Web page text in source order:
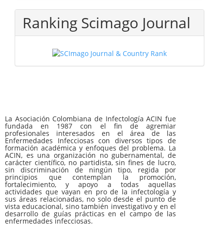
Ranking Scimago Journal
La Asociación Colombiana de Infectología ACIN fue
fundada en 1987 con el fin de agremiar
profesionales interesados en el área de las
Enfermedades Infecciosas con diversos tipos de
formación académica y enfoques del problema. La
ACIN, es una organización no gubernamental, de
carácter científico, no partidista, sin fines de lucro,
sin discriminación de ningún tipo, regida por
principios que contemplan la promoción,
fortalecimiento, y apoyo a todas aquellas
actividades que vayan en pro de la infectología y
sus áreas relacionadas, no solo desde el punto de
vista educacional, sino también investigativo y en el
desarrollo de guías prácticas en el campo de las
enfermedades infecciosas.